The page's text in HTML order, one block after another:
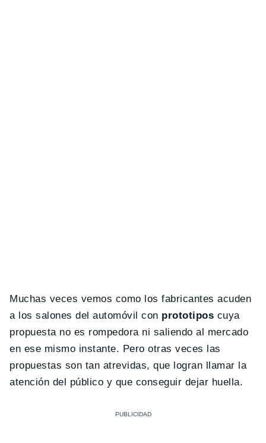
Muchas veces vemos como los fabricantes acuden
a los salones del automóvil con prototipos cuya
propuesta no es rompedora ni saliendo al mercado
en ese mismo instante. Pero otras veces las
propuestas son tan atrevidas, que logran llamar la
atención del público y que conseguir dejar huella.